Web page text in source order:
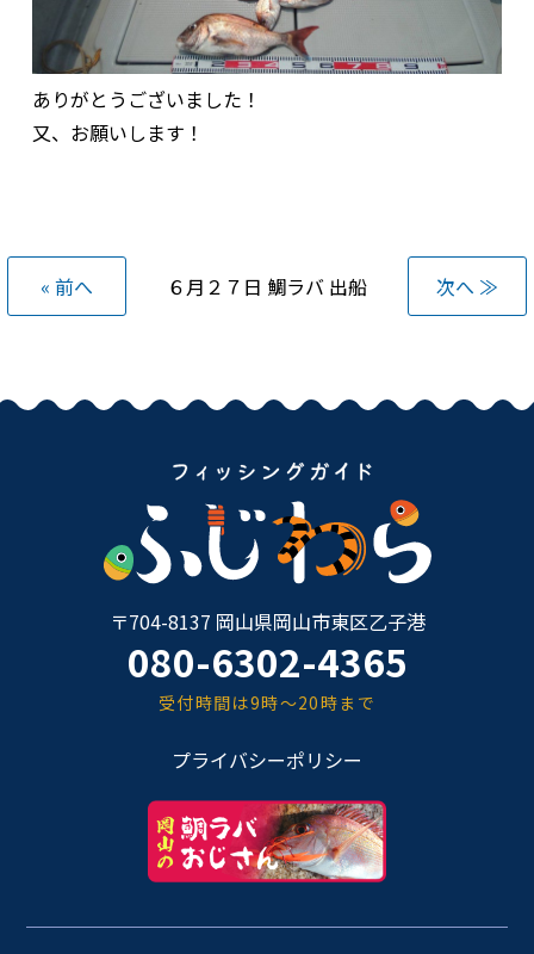
ありがとうございました！
又、お願いします！
« 前へ ６月２７日 鯛ラバ 出船 次へ ≫
〒704-8137 岡山県岡山市東区乙子港
080-6302-4365
受付時間は9時～20時まで
プライバシーポリシー